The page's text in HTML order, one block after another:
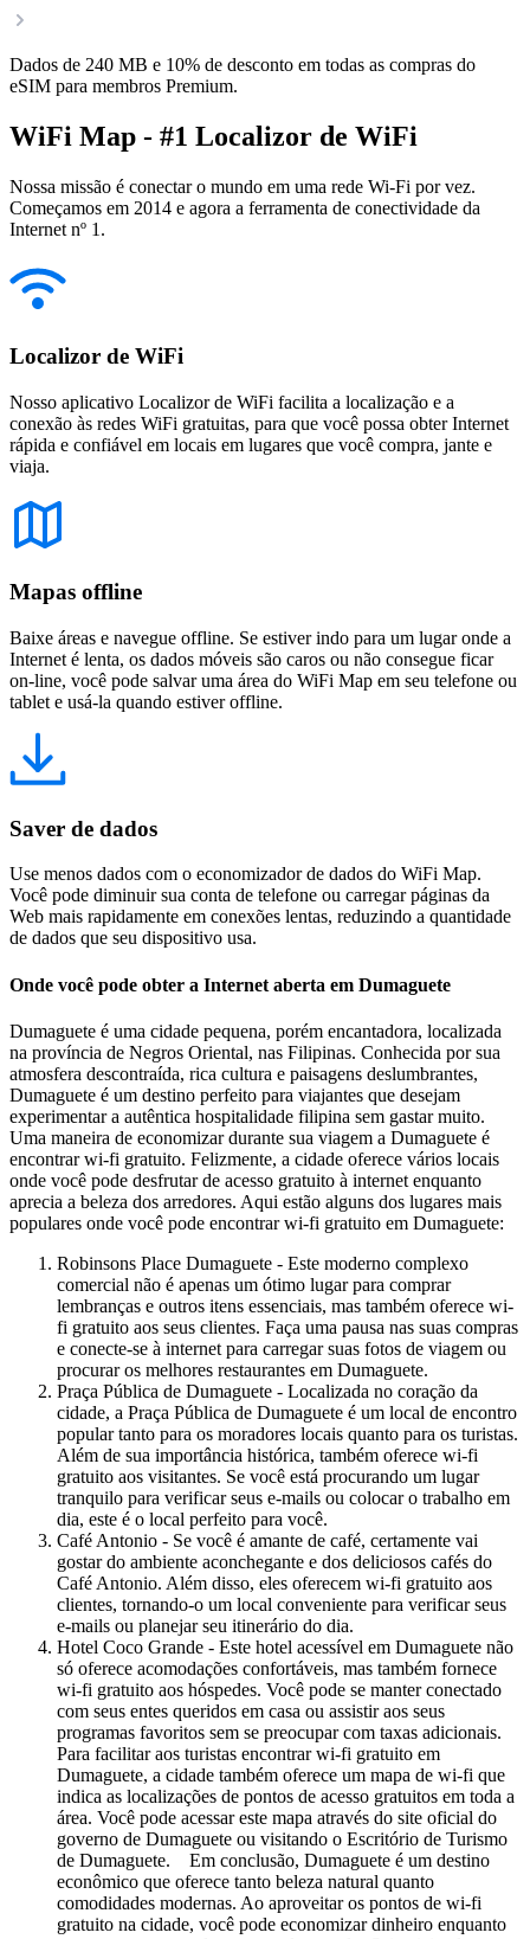
Dados de 240 MB e 10% de desconto em todas as compras do
eSIM para membros Premium.
WiFi Map - #1 Localizor de WiFi
Nossa missão é conectar o mundo em uma rede Wi-Fi por vez.
Começamos em 2014 e agora a ferramenta de conectividade da
Internet nº 1.
Localizor de WiFi
Nosso aplicativo Localizor de WiFi facilita a localização e a
conexão às redes WiFi gratuitas, para que você possa obter Internet
rápida e confiável em locais em lugares que você compra, jante e
viaja.
Mapas offline
Baixe áreas e navegue offline. Se estiver indo para um lugar onde a
Internet é lenta, os dados móveis são caros ou não consegue ficar
on-line, você pode salvar uma área do WiFi Map em seu telefone ou
tablet e usá-la quando estiver offline.
Saver de dados
Use menos dados com o economizador de dados do WiFi Map.
Você pode diminuir sua conta de telefone ou carregar páginas da
Web mais rapidamente em conexões lentas, reduzindo a quantidade
de dados que seu dispositivo usa.
Onde você pode obter a Internet aberta em Dumaguete
Dumaguete é uma cidade pequena, porém encantadora, localizada
na província de Negros Oriental, nas Filipinas. Conhecida por sua
atmosfera descontraída, rica cultura e paisagens deslumbrantes,
Dumaguete é um destino perfeito para viajantes que desejam
experimentar a autêntica hospitalidade filipina sem gastar muito.
Uma maneira de economizar durante sua viagem a Dumaguete é
encontrar wi-fi gratuito. Felizmente, a cidade oferece vários locais
onde você pode desfrutar de acesso gratuito à internet enquanto
aprecia a beleza dos arredores. Aqui estão alguns dos lugares mais
populares onde você pode encontrar wi-fi gratuito em Dumaguete:
Robinsons Place Dumaguete - Este moderno complexo
comercial não é apenas um ótimo lugar para comprar
lembranças e outros itens essenciais, mas também oferece wi-
fi gratuito aos seus clientes. Faça uma pausa nas suas compras
e conecte-se à internet para carregar suas fotos de viagem ou
procurar os melhores restaurantes em Dumaguete.
Praça Pública de Dumaguete - Localizada no coração da
cidade, a Praça Pública de Dumaguete é um local de encontro
popular tanto para os moradores locais quanto para os turistas.
Além de sua importância histórica, também oferece wi-fi
gratuito aos visitantes. Se você está procurando um lugar
tranquilo para verificar seus e-mails ou colocar o trabalho em
dia, este é o local perfeito para você.
Café Antonio - Se você é amante de café, certamente vai
gostar do ambiente aconchegante e dos deliciosos cafés do
Café Antonio. Além disso, eles oferecem wi-fi gratuito aos
clientes, tornando-o um local conveniente para verificar seus
e-mails ou planejar seu itinerário do dia.
Hotel Coco Grande - Este hotel acessível em Dumaguete não
só oferece acomodações confortáveis, mas também fornece
wi-fi gratuito aos hóspedes. Você pode se manter conectado
com seus entes queridos em casa ou assistir aos seus
programas favoritos sem se preocupar com taxas adicionais.
Para facilitar aos turistas encontrar wi-fi gratuito em
Dumaguete, a cidade também oferece um mapa de wi-fi que
indica as localizações de pontos de acesso gratuitos em toda a
área. Você pode acessar este mapa através do site oficial do
governo de Dumaguete ou visitando o Escritório de Turismo
de Dumaguete. Em conclusão, Dumaguete é um destino
econômico que oferece tanto beleza natural quanto
comodidades modernas. Ao aproveitar os pontos de wi-fi
gratuito na cidade, você pode economizar dinheiro enquanto